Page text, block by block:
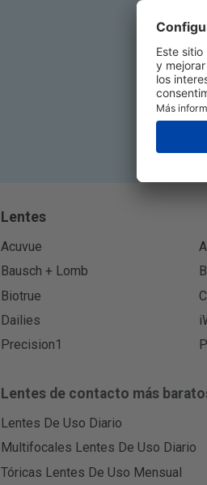
Lentes
Acuvue
Bausch + Lomb
Biotrue
Dailies
Precision1
Lentes de contacto más
Lentes De Uso Diario
Multifocales Lentes De Uso Diario
Tóricas Lentes De Uso Mensual